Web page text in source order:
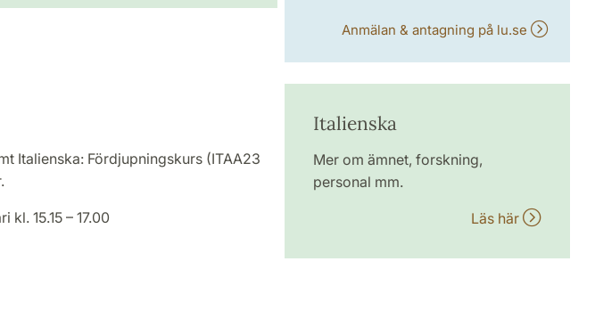
Italienska: Fördjupningskurs (ITAA23
15.15 – 17.00
Anmälan & antagning på lu.se
Italienska
Mer om ämnet, forskning,
personal mm.
Läs här